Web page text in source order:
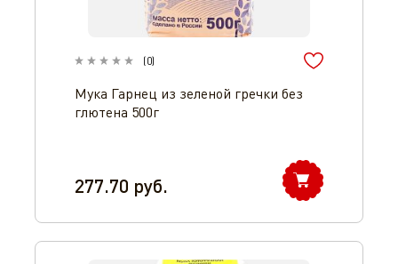
(0)
Мука Гарнец из зеленой гречки без
глютена 500г
277.70 руб.